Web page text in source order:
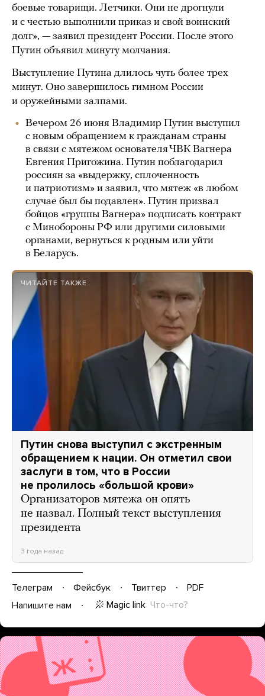
боевые товарищи. Летчики. Они не дрогнули
и с честью выполнили приказ и свой воинский
долг», — заявил президент России. После этого
Путин объявил минуту молчания.
Выступление Путина длилось чуть более трех
минут. Оно завершилось гимном России
и оружейными залпами.
Вечером 26 июня Владимир Путин выступил
с новым обращением к гражданам страны
в связи с мятежом основателя ЧВК Вагнера
Евгения Пригожина. Путин поблагодарил
россиян за «выдержку, сплоченность
и патриотизм» и заявил, что мятеж «в любом
случае был бы подавлен». Путин призвал
бойцов «группы Вагнера» подписать контракт
с Минобороны РФ или другими силовыми
органами, вернуться к родным или уйти
в Беларусь.
ЧИТАЙТЕ ТАКЖЕ
Путин снова выступил с экстренным
обращением к нации. Он отметил свои
заслуги в том, что в России
не пролилось «большой крови»
Организаторов мятежа он опять
не назвал. Полный текст выступления
президента
3 года назад
Телеграм Фейсбук Твиттер
PDF
Напишите нам
Magic link Что-что?